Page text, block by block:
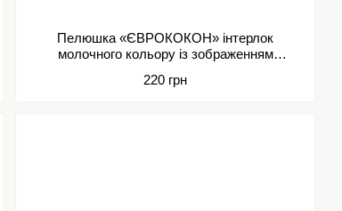
Пелюшка «ЄВРОКОКОН» інтерлок
молочного кольору із зображенням
220 грн